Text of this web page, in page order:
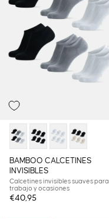
BAMBOO CALCETINES
INVISIBLES
Calcetines invisibles suaves para
trabajo y ocasiones
€40,95